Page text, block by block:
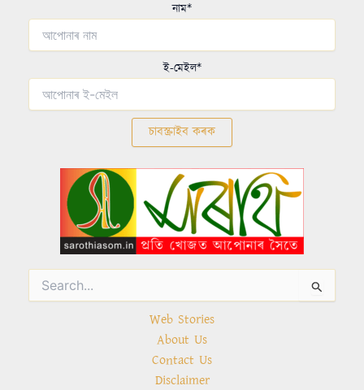
নাম*
ই-মেইল*
Search
for:
Web Stories
About Us
Contact Us
Disclaimer